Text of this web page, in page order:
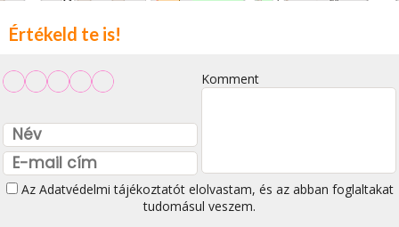
Értékeld te is!
Komment
Az Adatvédelmi tájékoztatótelolvastam, és az abban foglaltakat
tudomásul veszem.